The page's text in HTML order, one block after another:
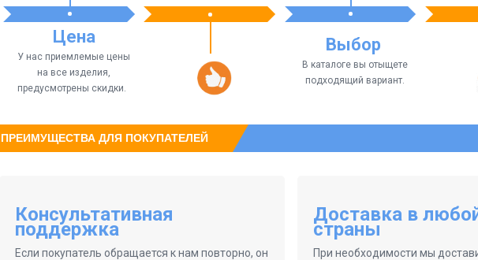
Цена
У нас приемлемые цены
на все изделия,
предусмотрены скидки.
Выбор
В каталоге вы отыщете
подходящий вариант.
ПРЕИМУЩЕСТВА ДЛЯ ПОКУПАТЕЛЕЙ
Консультативная
поддержка
Если покупатель обращается к нам повторно, он
Доставка в
страны
При необходимости мы